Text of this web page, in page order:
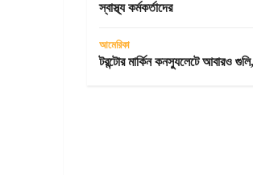
স্বাস্থ্য কর্মকর্তাদের
আমেরিকা
টরন্টোর মার্কিন কনস্যুলেটে আবারও